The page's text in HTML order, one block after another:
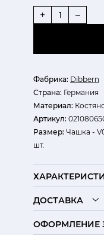
Фабрика: Dibbern
Страна: Германия
Материал:
Артикул:
Размер: Чашка -
шт.
+ –
ДОСТАВКА
ОФОРМЛЕНИЕ